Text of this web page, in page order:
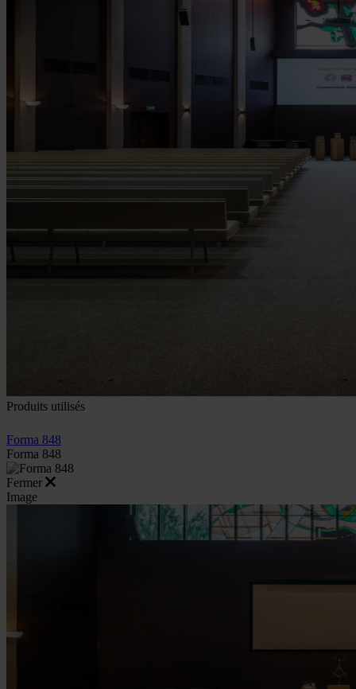
Produits utilisés
Forma 848
Forma 848
Fermer
Image